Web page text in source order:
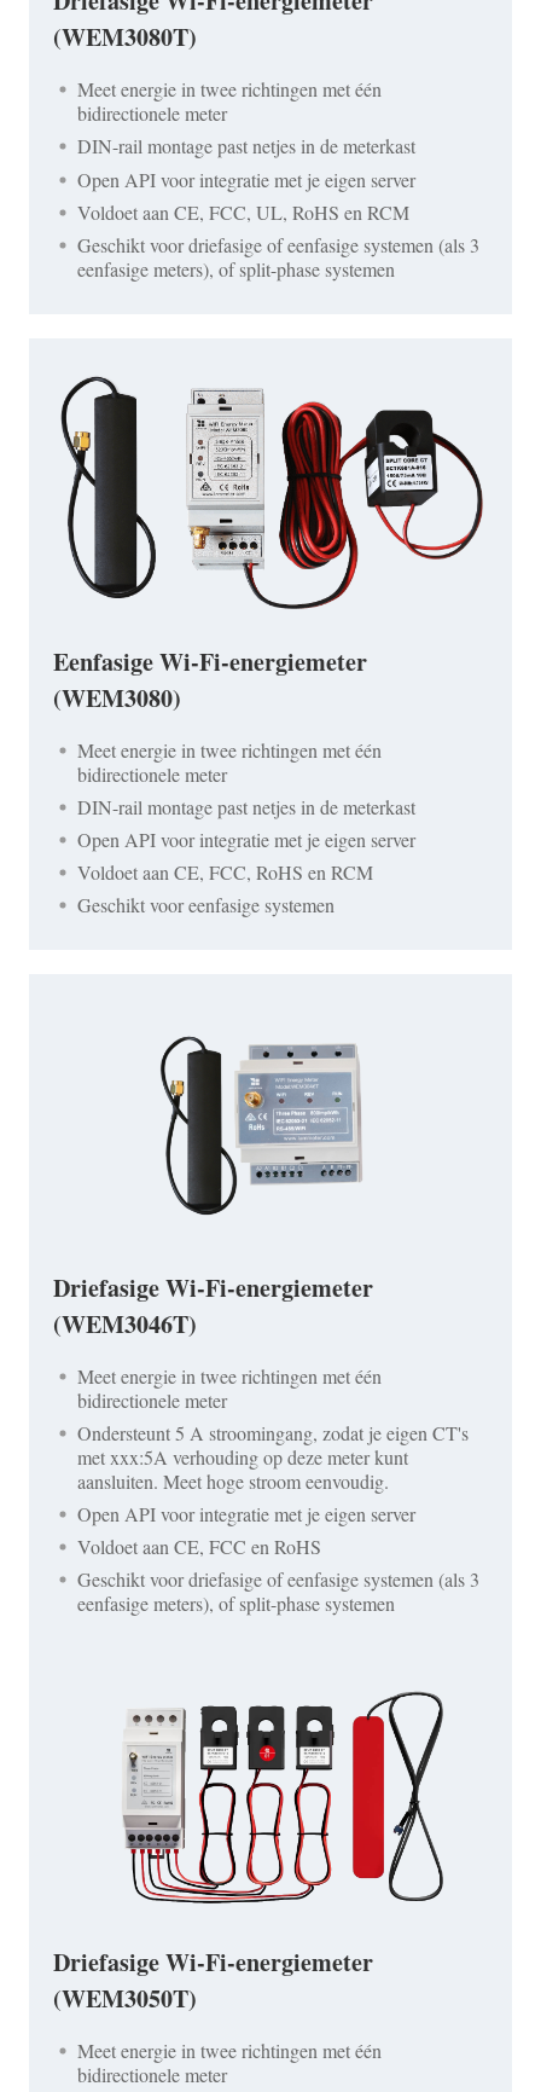
(WEM3080T)
Meet energie in twee richtingen met één
bidirectionele meter
DIN-rail montage past netjes in de meterkast
Open API voor integratie met je eigen server
Voldoet aan CE, FCC, UL, RoHS en RCM
Geschikt voor driefasige of eenfasige systemen (als 3
eenfasige meters), of split-phase systemen
Eenfasige Wi-Fi-energiemeter
(WEM3080)
Meet energie in twee richtingen met één
bidirectionele meter
DIN-rail montage past netjes in de meterkast
Open API voor integratie met je eigen server
Voldoet aan CE, FCC, RoHS en RCM
Geschikt voor eenfasige systemen
Driefasige Wi-Fi-energiemeter
(WEM3046T)
Meet energie in twee richtingen met één
bidirectionele meter
Ondersteunt 5 A stroomingang, zodat je eigen CT's
met xxx:5A verhouding op deze meter kunt
aansluiten. Meet hoge stroom eenvoudig.
Open API voor integratie met je eigen server
Voldoet aan CE, FCC en RoHS
Geschikt voor driefasige of eenfasige systemen (als 3
eenfasige meters), of split-phase systemen
Driefasige Wi-Fi-energiemeter
(WEM3050T)
Meet energie in twee richtingen met één
bidirectionele meter